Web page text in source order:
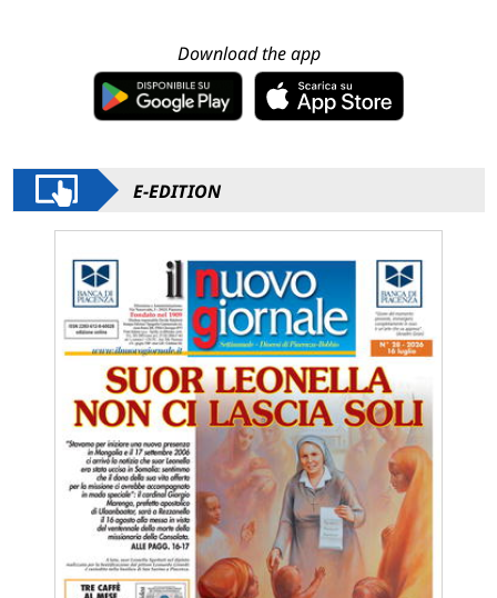
Download the app
E-EDITION